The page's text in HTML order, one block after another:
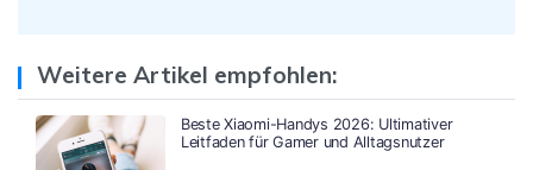
Weitere Artikel empfohlen:
Beste Xiaomi-Handys 2026: Ultimativer
Leitfaden für Gamer und Alltagsnutzer